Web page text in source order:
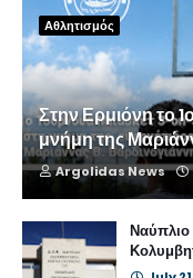
Αθλητισμός
Στην Ερμιόνη το
μνήμη της
Argolidas News
Ναύπλιο